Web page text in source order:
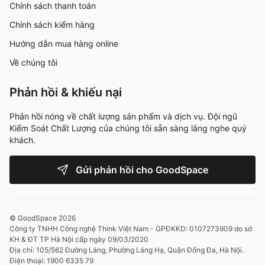
truyền thống.
Mặt bàn PUSILUNG được bo cong mềm mại ở các góc cạnh, giúp đảm bảo
Phối hợp hài hòa cùng bàn nâng hạ
khung bàn nâng hạ NiceDesign
có thể điều chỉnh độ cao của mặt bàn một cách dễ
dàng, từ đó thay đổi tư thế ngồi linh hoạt giữa tư thế
sức khỏe cột sống, đồng thời tạo ra không gian làm
việc thoải mái, giúp gia tăng hiệu suất công việc.
Sil, điều này sẽ giúp bạn nâng cao tầm nhìn của màn
hình, từ đó mở rộng không gian trống cho bàn làm
việc, tạo nên chiếc bàn làm việc gọn gàng và hài hòa,
Chính sách thanh toán
Chính sách kiểm hàng
Hướng dẫn mua hàng online
Về chúng tôi
Phản hồi & khiếu nại
Phản hồi nóng về chất lượng sản phẩm và dịch vụ. Đội ngũ
Kiểm Soát Chất Lượng của chúng tôi sẵn sàng lắng nghe quý
khách.
Gửi phản hồi cho GoodSpace
© GoodSpace 2026
Công ty TNHH Công nghệ Think Việt Nam - GPĐKKD: 0107273909 do sở
KH & ĐT TP Hà Nội cấp ngày 09/03/2020
Địa chỉ: 105/562 Đường Láng, Phường Láng Hạ, Quận Đống Đa, Hà Nội.
Điện thoại: 1900 6335 79